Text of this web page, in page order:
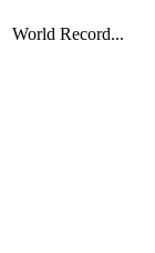
World Record...